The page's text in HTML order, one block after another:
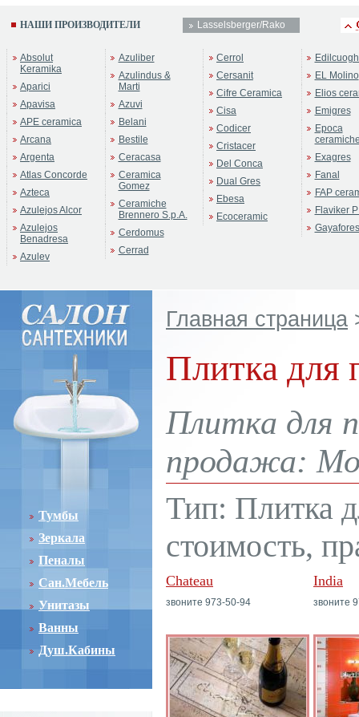
НАШИ ПРОИЗВОДИТЕЛИ Lasselsberger/Rako
Absolut
Keramika
Aparici
Apavisa
APE ceramica
Arcana
Argenta
Atlas Concorde
Azteca
Azulejos Alcor
Azulejos
Benadresa
Azulev
Azuliber
Azulindus &
Marti
Azuvi
Belani
Bestile
Ceracasa
Ceramica
Gomez
Ceramiche
Brennero S.p.A.
Cerdomus
Cerrad
Cerrol
Cersanit
Cifre Ceramica
Cisa
Codicer
Cristacer
Del Conca
Dual Gres
Ebesa
Ecoceramic
EL Molino
Elios
Emigres
Epoca
Exagres
Fanal
FAP
Flaviker
Gayafores
Тумбы
Зеркала
Пеналы
Сан.Мебель
Унитазы
Ванны
Душ.Кабины
Главная страница
Плитка для
Плитка для
продажа:
Тип: Плитка
стоимость,
Chateau
звоните 973-50-94
India
звоните